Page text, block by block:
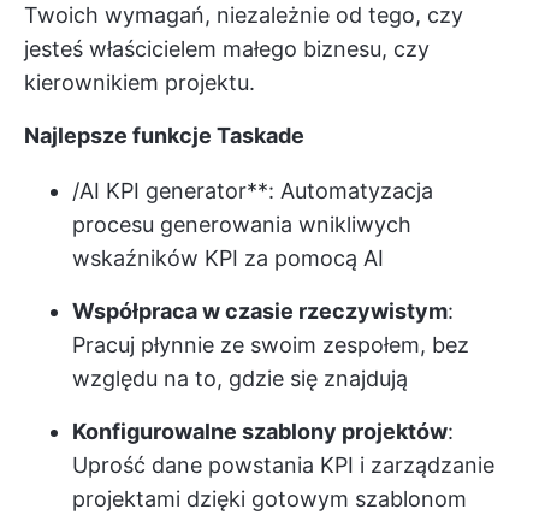
Twoich wymagań, niezależnie od tego, czy
jesteś właścicielem małego biznesu, czy
kierownikiem projektu.
Najlepsze funkcje Taskade
/AI KPI generator**: Automatyzacja
procesu generowania wnikliwych
wskaźników KPI za pomocą AI
Współpraca w czasie rzeczywistym:
Pracuj płynnie ze swoim zespołem, bez
względu na to, gdzie się znajdują
Konfigurowalne szablony projektów:
Uprość dane powstania KPI i zarządzanie
projektami dzięki gotowym szablonom